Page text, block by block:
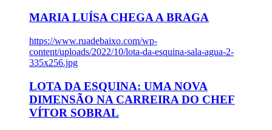
MARIA LUÍSA CHEGA A BRAGA
https://www.ruadebaixo.com/wp-
content/uploads/2022/10/lota-da-esquina-sala-agua-2-
335x256.jpg
LOTA DA ESQUINA: UMA NOVA
DIMENSÃO NA CARREIRA DO CHEF
VÍTOR SOBRAL